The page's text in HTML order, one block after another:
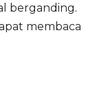
berganding.
membaca